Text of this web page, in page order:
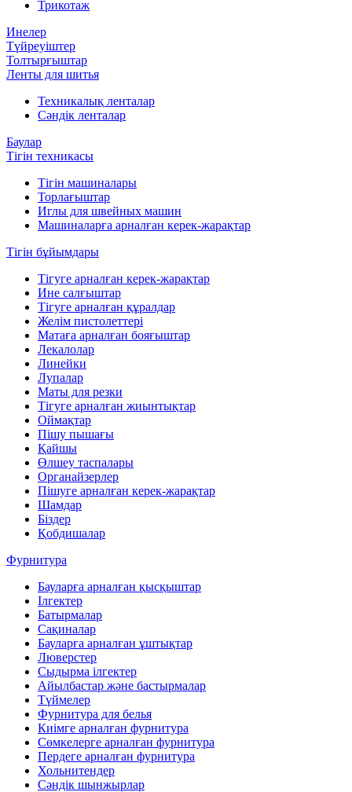
Трикотаж
Инелер
Түйреуіштер
Толтырғыштар
Ленты для шитья
Техникалық ленталар
Сәндік ленталар
Баулар
Тігін техникасы
Тігін машиналары
Торлағыштар
Иглы для швейных машин
Машиналарға арналған керек-жарақтар
Тігін бұйымдары
Тігуге арналған керек-жарақтар
Ине салғыштар
Тігуге арналған құралдар
Желім пистолеттері
Матаға арналған бояғыштар
Лекалолар
Линейки
Лупалар
Маты для резки
Тігуге арналған жиынтықтар
Оймақтар
Пішу пышағы
Қайшы
Өлшеу таспалары
Органайзерлер
Пішуге арналған керек-жарақтар
Шамдар
Біздер
Қобдишалар
Фурнитура
Бауларға арналған қысқыштар
Ілгектер
Батырмалар
Сақиналар
Бауларға арналған ұштықтар
Люверстер
Сыдырма ілгектер
Айылбастар және бастырмалар
Түймелер
Фурнитура для белья
Киімге арналған фурнитура
Сөмкелерге арналған фурнитура
Пердеге арналған фурнитура
Хольнитендер
Сәндік шынжырлар